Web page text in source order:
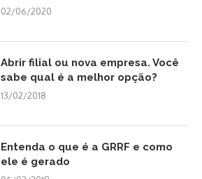
02/06/2020
Abrir filial ou nova empresa. Você
sabe qual é a melhor opção?
13/02/2018
Entenda o que é a GRRF e como
ele é gerado